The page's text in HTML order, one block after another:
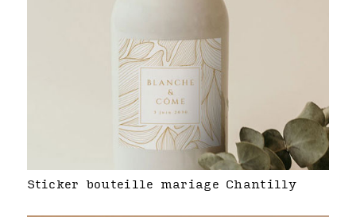
Sticker bouteille mariage Chantilly